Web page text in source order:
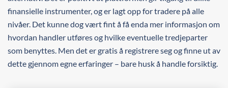
finansielle instrumenter, og er lagt opp for tradere på alle
nivåer. Det kunne dog vært fint å få enda mer informasjon om
hvordan handler utføres og hvilke eventuelle tredjeparter
som benyttes. Men det er gratis å registrere seg og finne ut av
dette gjennom egne erfaringer – bare husk å handle forsiktig.